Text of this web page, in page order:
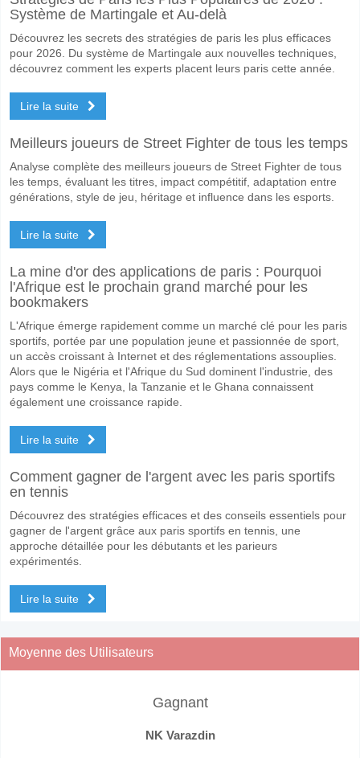
Système de Martingale et Au-delà
Découvrez les secrets des stratégies de paris les plus efficaces
pour 2026. Du système de Martingale aux nouvelles techniques,
découvrez comment les experts placent leurs paris cette année.
Lire la suite
Meilleurs joueurs de Street Fighter de tous les temps
Analyse complète des meilleurs joueurs de Street Fighter de tous
les temps, évaluant les titres, impact compétitif, adaptation entre
générations, style de jeu, héritage et influence dans les esports.
Lire la suite
La mine d'or des applications de paris : Pourquoi
l'Afrique est le prochain grand marché pour les
bookmakers
L'Afrique émerge rapidement comme un marché clé pour les paris
sportifs, portée par une population jeune et passionnée de sport,
un accès croissant à Internet et des réglementations assouplies.
Alors que le Nigéria et l'Afrique du Sud dominent l'industrie, des
pays comme le Kenya, la Tanzanie et le Ghana connaissent
également une croissance rapide.
Lire la suite
Comment gagner de l'argent avec les paris sportifs
en tennis
Découvrez des stratégies efficaces et des conseils essentiels pour
gagner de l'argent grâce aux paris sportifs en tennis, une
approche détaillée pour les débutants et les parieurs
expérimentés.
Lire la suite
Moyenne des Utilisateurs
Gagnant
NK Varazdin